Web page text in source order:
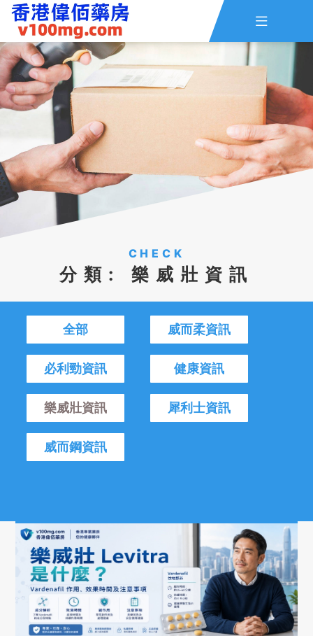

主頁 查詢訂單
資訊
CHECK
分類: 樂威壯資訊
全部 威而柔資訊
必利勁資訊 健康資訊
樂威壯資訊 犀利士資訊
威而鋼資訊